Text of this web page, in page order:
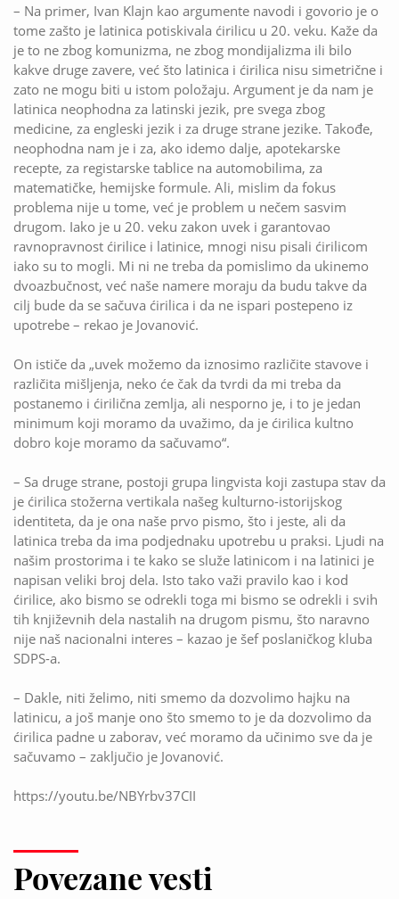
– Na primer, Ivan Klajn kao argumente navodi i govorio je o
tome zašto je latinica potiskivala ćirilicu u 20. veku. Kaže da
je to ne zbog komunizma, ne zbog mondijalizma ili bilo
kakve druge zavere, već što latinica i ćirilica nisu simetrične i
zato ne mogu biti u istom položaju. Argument je da nam je
latinica neophodna za latinski jezik, pre svega zbog
medicine, za engleski jezik i za druge strane jezike. Takođe,
neophodna nam je i za, ako idemo dalje, apotekarske
recepte, za registarske tablice na automobilima, za
matematičke, hemijske formule. Ali, mislim da fokus
problema nije u tome, već je problem u nečem sasvim
drugom. Iako je u 20. veku zakon uvek i garantovao
ravnopravnost ćirilice i latinice, mnogi nisu pisali ćirilicom
iako su to mogli. Mi ni ne treba da pomislimo da ukinemo
dvoazbučnost, već naše namere moraju da budu takve da
cilj bude da se sačuva ćirilica i da ne ispari postepeno iz
upotrebe – rekao je Jovanović.
On ističe da „uvek možemo da iznosimo različite stavove i
različita mišljenja, neko će čak da tvrdi da mi treba da
postanemo i ćirilična zemlja, ali nesporno je, i to je jedan
minimum koji moramo da uvažimo, da je ćirilica kultno
dobro koje moramo da sačuvamo“.
– Sa druge strane, postoji grupa lingvista koji zastupa stav da
je ćirilica stožerna vertikala našeg kulturno-istorijskog
identiteta, da je ona naše prvo pismo, što i jeste, ali da
latinica treba da ima podjednaku upotrebu u praksi. Ljudi na
našim prostorima i te kako se služe latinicom i na latinici je
napisan veliki broj dela. Isto tako važi pravilo kao i kod
ćirilice, ako bismo se odrekli toga mi bismo se odrekli i svih
tih književnih dela nastalih na drugom pismu, što naravno
nije naš nacionalni interes – kazao je šef poslaničkog kluba
SDPS-a.
– Dakle, niti želimo, niti smemo da dozvolimo hajku na
latinicu, a još manje ono što smemo to je da dozvolimo da
ćirilica padne u zaborav, već moramo da učinimo sve da je
sačuvamo – zaključio je Jovanović.
https://youtu.be/NBYrbv37CII
Povezane vesti